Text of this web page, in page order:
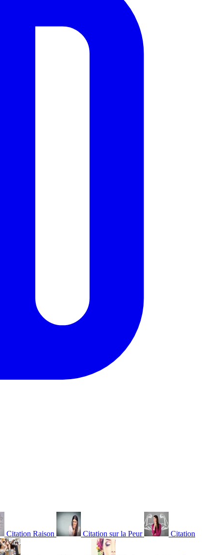
Citation Raison Citation sur la Peur Citation